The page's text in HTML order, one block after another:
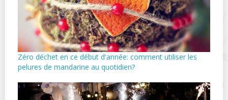
Zéro déchet en ce début d'année: comment utiliser les
pelures de mandarine au quotidien?